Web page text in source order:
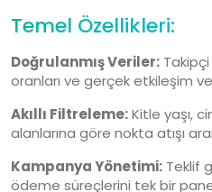
Temel Özellikleri:
Doğrulanmış Veriler:
oranları ve gerçek etkileşim
Akıllı Filtreleme:Kitle yaşı,
alanlarına göre nokta atışı
Kampanya Yönetimi: Teklif
ödeme süreçlerini tek bir